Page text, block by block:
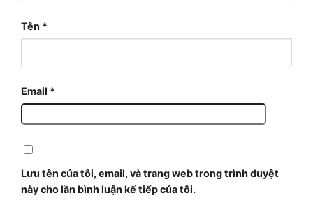
Tên *
Email *
Lưu tên của tôi, email, và trang web trong trình duyệt
này cho lần bình luận kế tiếp của tôi.